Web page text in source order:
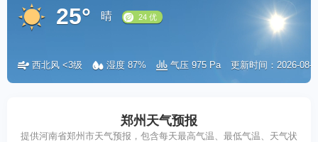
25° 晴
24 优
西北风 <3级 湿度 87% 气压 975 Pa 更新时间：2026-08-
郑州天气预报
提供河南省郑州市天气预报，包含每天最高气温、最低气温、天气状